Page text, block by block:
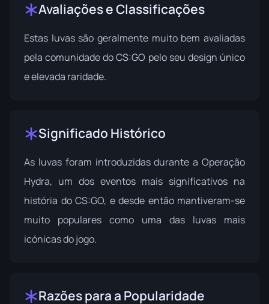
Avaliações e Classificações
Estas luvas são geralmente muito bem avaliadas
pela comunidade do CS:GO pelo seu design único
e elevada raridade.
Significado Histórico
As luvas foram introduzidas durante a Operação
Hydra, um dos eventos mais significativos na
história do CS:GO, e desde então mantiveram-se
muito populares como uma das luvas mais
icónicas do jogo.
Razões para a Popularidade